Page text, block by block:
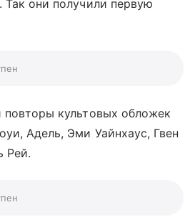
Так они получили первую
повторы культовых обложек
Адель, Эми Уайнхаус, Гвен
Рей.